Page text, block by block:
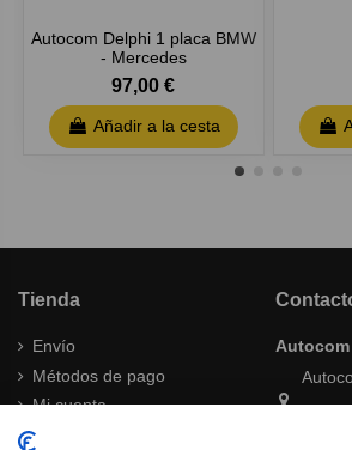
Autocom Delphi 1 placa BMW
- Mercedes
97,00 €
Añadir a la cesta
Tienda
Envío
Métodos de pago
Mi cuenta
Términos y condiciones